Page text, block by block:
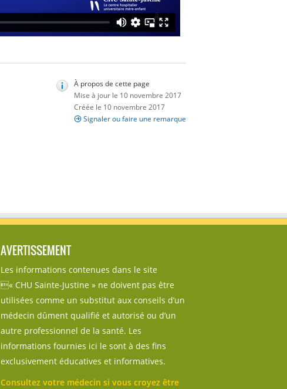
À propos de cette page
Mise à jour le 10 novembre 2017
Créée le 10 novembre 2017
Signaler ou faire une remarque
AVERTISSEMENT
Les informations contenues dans le site
« CHU Sainte-Justine » ne doivent pas être
utilisées comme un substitut aux conseils d’un
médecin dûment qualifié et autorisé ou d’un
autre professionnel de la santé. Les
informations fournies ici le sont à des fins
exclusivement éducatives et informatives.
Consultez votre médecin si vous croyez être